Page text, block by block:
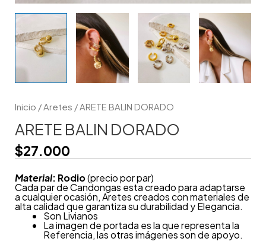
Inicio / Aretes / ARETE BALIN DORADO
ARETE BALIN DORADO
$27.000
Material: Rodio(precio por par)
Cada par de Candongas esta creado para adaptarse
a cualquier ocasión, Aretes creados con materiales de
alta calidad que garantiza su durabilidad y Elegancia.
Son Livianos
La imagen de portada es la que representa la
Referencia, las otras imágenes son de apoyo.